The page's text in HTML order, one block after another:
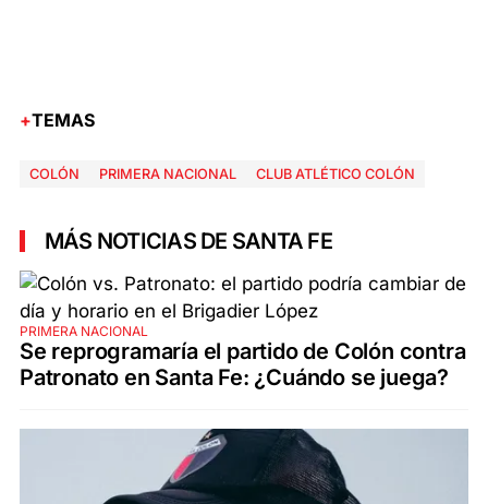
TEMAS
COLÓN PRIMERA NACIONAL CLUB ATLÉTICO COLÓN
MÁS NOTICIAS DE SANTA FE
PRIMERA NACIONAL
Se reprogramaría el partido de Colón contra
Patronato en Santa Fe: ¿Cuándo se juega?